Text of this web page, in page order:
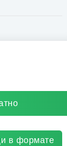
в формате